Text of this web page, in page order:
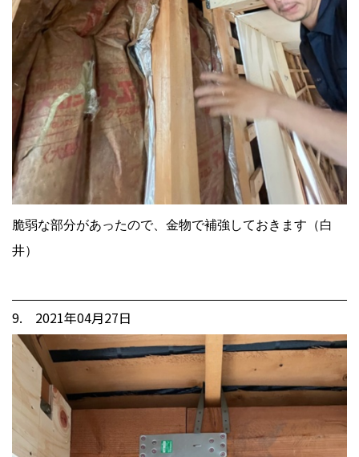
脆弱な部分があったので、金物で補強しておきます（白
井）
9. 2021年04月27日